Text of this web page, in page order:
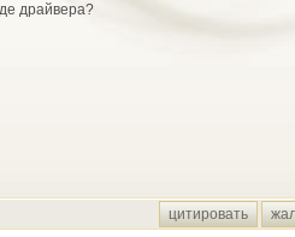
драйвера?
цитировать